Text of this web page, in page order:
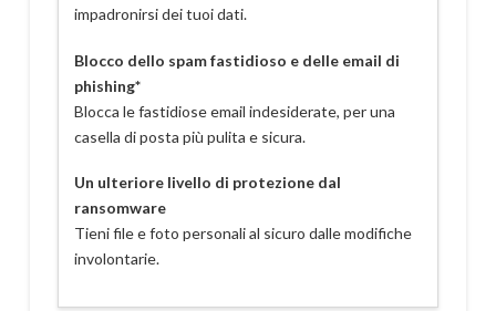
impadronirsi dei tuoi dati.
Blocco dello spam fastidioso e delle email di
phishing*
Blocca le fastidiose email indesiderate, per una
casella di posta più pulita e sicura.
Un ulteriore livello di protezione dal
ransomware
Tieni file e foto personali al sicuro dalle modifiche
involontarie.